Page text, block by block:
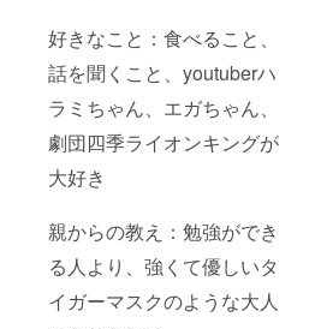
好きなこと：食べること、
話を聞くこと、youtuberハ
ラミちゃん、エガちゃん、
劇団四季ライオンキングが
大好き
親からの教え：勉強ができ
る人より、強くて優しいタ
イガーマスクのような大人